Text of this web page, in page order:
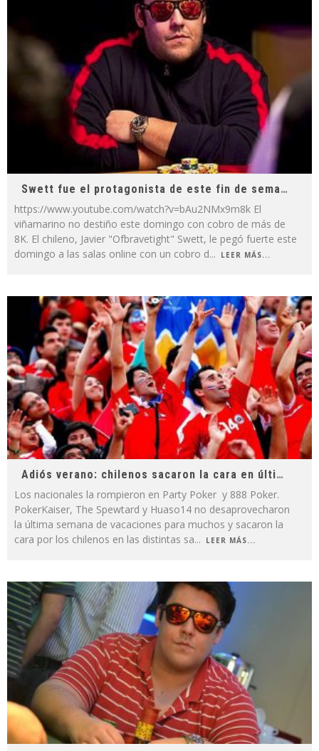
Swett fue el protagonista de este fin de semana
https://www.youtube.com/watch?v=bAu2NMx9m8k El
viñamarino no destiño este domingo con cobro de más de
8K. El chileno, Javier "Ofbravetight" Swett, le pegó fuerte este
domingo a las salas online con un cobro d... LEER MÁS...
Adiós verano: chilenos sacaron la cara en última semana de vacaciones
Los nacionales la rompieron en Party Poker y 888 Poker.
PokerKaiser, The Spewtard y Huaso14 no desaprovecharon
la última semana de vacaciones para muchos y sacaron la
cara por los chilenos en las distintas sa... LEER MÁS...